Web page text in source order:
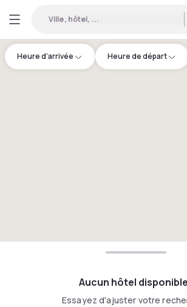
Ville, hôtel, ...
Heure d'arrivée Heure de départ
Aucun hôtel disponible
Essayez d'ajuster votre